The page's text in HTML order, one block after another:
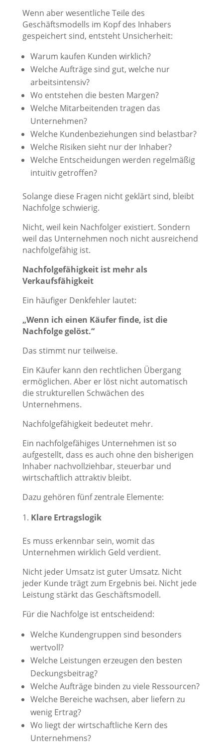
Wenn aber wesentliche Teile des
Geschäftsmodells im Kopf des Inhabers
gespeichert sind, entsteht Unsicherheit:
Warum kaufen Kunden wirklich?
Welche Aufträge sind gut, welche nur
arbeitsintensiv?
Wo entstehen die besten Margen?
Welche Mitarbeitenden tragen das
Unternehmen?
Welche Kundenbeziehungen sind belastbar?
Welche Risiken sieht nur der Inhaber?
Welche Entscheidungen werden regelmäßig
intuitiv getroffen?
Solange diese Fragen nicht geklärt sind, bleibt
Nachfolge schwierig.
Nicht, weil kein Nachfolger existiert. Sondern
weil das Unternehmen noch nicht ausreichend
nachfolgefähig ist.
Nachfolgefähigkeit ist mehr als
Verkaufsfähigkeit
Ein häufiger Denkfehler lautet:
„Wenn ich einen Käufer finde, ist die
Nachfolge gelöst.“
Das stimmt nur teilweise.
Ein Käufer kann den rechtlichen Übergang
ermöglichen. Aber er löst nicht automatisch
die strukturellen Schwächen des
Unternehmens.
Nachfolgefähigkeit bedeutet mehr.
Ein nachfolgefähiges Unternehmen ist so
aufgestellt, dass es auch ohne den bisherigen
Inhaber nachvollziehbar, steuerbar und
wirtschaftlich attraktiv bleibt.
Dazu gehören fünf zentrale Elemente:
Klare Ertragslogik
Es muss erkennbar sein, womit das
Unternehmen wirklich Geld verdient.
Nicht jeder Umsatz ist guter Umsatz. Nicht
jeder Kunde trägt zum Ergebnis bei. Nicht jede
Leistung stärkt das Geschäftsmodell.
Für die Nachfolge ist entscheidend:
Welche Kundengruppen sind besonders
wertvoll?
Welche Leistungen erzeugen den besten
Deckungsbeitrag?
Welche Aufträge binden zu viele Ressourcen?
Welche Bereiche wachsen, aber liefern zu
wenig Ertrag?
Wo liegt der wirtschaftliche Kern des
Unternehmens?